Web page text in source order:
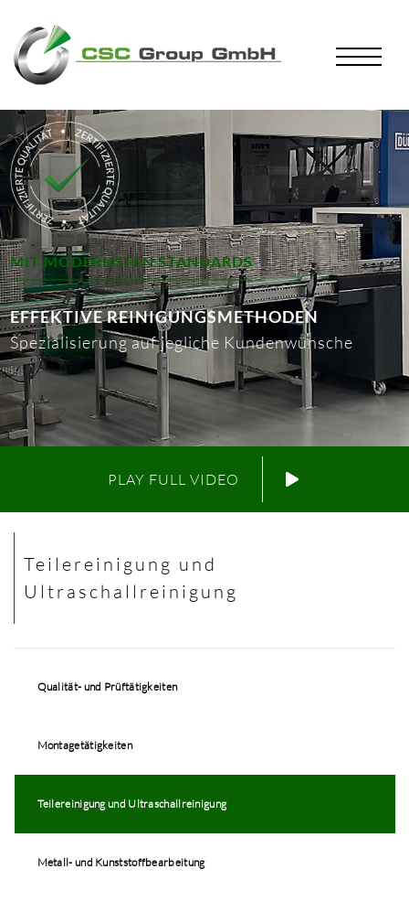
MIT MODERNSTEN STANDARDS
EFFEKTIVE REINIGUNGSMETHODEN
Spezialisierung auf jegliche Kundenwünsche
PLAY FULL VIDEO
Teilereinigung und
Ultraschallreinigung
Qualität- und Prüftätigkeiten
Montagetätigkeiten
Teilereinigung und Ultraschallreinigung
Metall- und Kunststoffbearbeitung